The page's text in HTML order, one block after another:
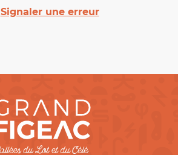
Signaler une erreur